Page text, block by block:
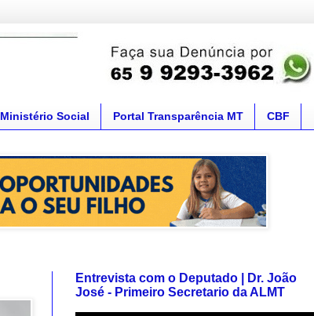
Ministério Social Portal Transparência MT CBF
Entrevista com o Deputado | Dr. João
José - Primeiro Secretario da ALMT